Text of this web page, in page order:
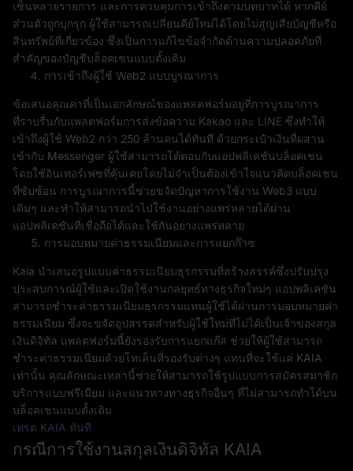
เซ็นหลายรายการ และการควบคุมการเข้าถึงตามบทบาทได้ หากคีย์
ส่วนตัวถูกบุกรุก ผู้ใช้สามารถเปลี่ยนคีย์ใหม่ได้โดยไม่สูญเสียบัญชีหรือ
สินทรัพย์ที่เกี่ยวข้อง ซึ่งเป็นการแก้ไขข้อจำกัดด้านความปลอดภัยที่
สำคัญของบัญชีบล็อคเชนแบบดั้งเดิม
การเข้าถึงผู้ใช้ Web2 แบบบูรณาการ
ข้อเสนอคุณค่าที่เป็นเอกลักษณ์ของแพลตฟอร์มอยู่ที่การบูรณาการ
ที่ราบรื่นกับแพลตฟอร์มการส่งข้อความ Kakao และ LINE ซึ่งทำให้
เข้าถึงผู้ใช้ Web2 กว่า 250 ล้านคนได้ทันที ด้วยกระเป๋าเงินที่ผสาน
เข้ากับ Messenger ผู้ใช้สามารถโต้ตอบกับแอปพลิเคชันบล็อคเชน
โดยใช้อินเทอร์เฟซที่คุ้นเคยโดยไม่จำเป็นต้องเข้าใจแนวคิดบล็อคเชน
ที่ซับซ้อน การบูรณาการนี้ช่วยขจัดปัญหาการใช้งาน Web3 แบบ
เดิมๆ และทำให้สามารถนำไปใช้งานอย่างแพร่หลายได้ผ่าน
แอปพลิเคชันที่เชื่อถือได้และใช้กันอย่างแพร่หลาย
การมอบหมายค่าธรรมเนียมและการแยกก๊าซ
Kaia นำเสนอรูปแบบค่าธรรมเนียมธุรกรรมที่สร้างสรรค์ซึ่งปรับปรุง
ประสบการณ์ผู้ใช้และเปิดใช้งานกลยุทธ์ทางธุรกิจใหม่ๆ แอปพลิเคชัน
สามารถชำระค่าธรรมเนียมธุรกรรมแทนผู้ใช้ได้ผ่านการมอบหมายค่า
ธรรมเนียม ซึ่งจะขจัดอุปสรรคสำหรับผู้ใช้ใหม่ที่ไม่ได้เป็นเจ้าของสกุล
เงินดิจิทัล แพลตฟอร์มนี้ยังรองรับการแยกแก๊ส ช่วยให้ผู้ใช้สามารถ
ชำระค่าธรรมเนียมด้วยโทเค็นที่รองรับต่างๆ แทนที่จะใช้แค่ KAIA
เท่านั้น คุณลักษณะเหล่านี้ช่วยให้สามารถใช้รูปแบบการสมัครสมาชิก
บริการแบบฟรีเมียม และแนวทางทางธุรกิจอื่นๆ ที่ไม่สามารถทำได้บน
บล็อคเชนแบบดั้งเดิม
เทรด KAIA ทันที
กรณีการใช้งานสกุลเงินดิจิทัล KAIA